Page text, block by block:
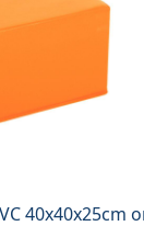
40x40x25cm